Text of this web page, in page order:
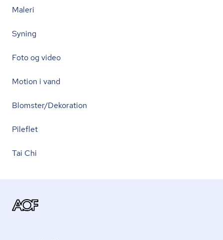
Maleri
Syning
Foto og video
Motion i vand
Blomster/Dekoration
Pileflet
Tai Chi